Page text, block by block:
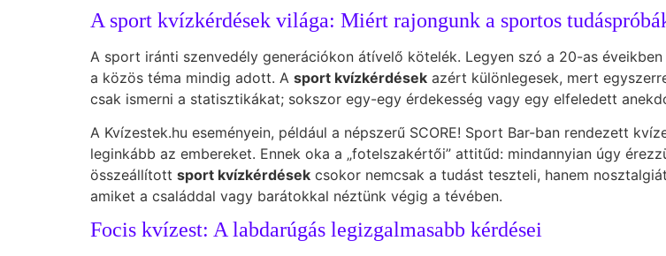
A sport kvízkérdések világa: Miért rajongunk a sportos
A sport iránti szenvedély generációkon átívelő kötelék. Legyen szó a 20-as
a közös téma mindig adott. A sport kvízkérdések azért különlegesek, mert
csak ismerni a statisztikákat; sokszor egy-egy érdekesség vagy egy elfeledett
A Kvízestek.hu eseményein, például a népszerű SCORE! Sport Bar-ban rendezett
leginkább az embereket. Ennek oka a „fotelszakértői” attitűd: mindannyian úgy
összeállított sport kvízkérdések csokor nemcsak a tudást teszteli, hanem
amiket a családdal vagy barátokkal néztünk végig a tévében.
Focis kvízest: A labdarúgás legizgalmasabb kérdései